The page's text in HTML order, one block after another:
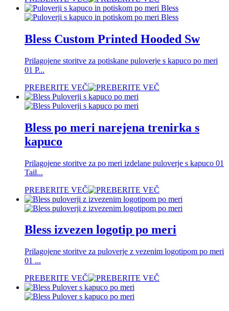
Bless Custom Printed Hooded Sw
Prilagojene storitve za potiskane puloverje s kapuco po meri
01 P...
PREBERITE VEČ
Bless po meri narejena trenirka s
kapuco
Prilagojene storitve za po meri izdelane puloverje s kapuco 01
Tail...
PREBERITE VEČ
Bless izvezen logotip po meri
Prilagojene storitve za puloverje z vezenim logotipom po meri
01 ...
PREBERITE VEČ